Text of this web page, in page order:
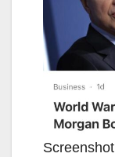
Screenshot